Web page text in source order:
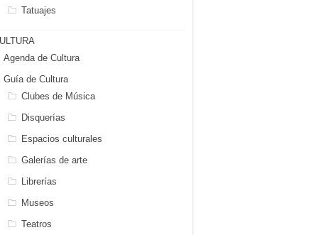
Tatuajes
Agenda de Cultura
Guía de Cultura
Clubes de Música
Disquerías
Espacios culturales
Galerías de arte
Librerías
Museos
Teatros